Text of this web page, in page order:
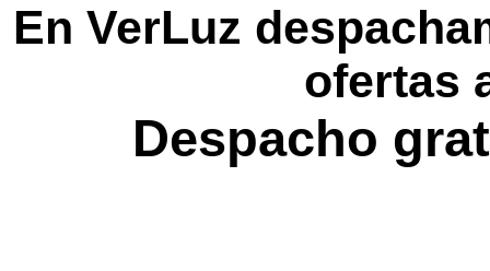
En VerLuz
ofertas
Despacho